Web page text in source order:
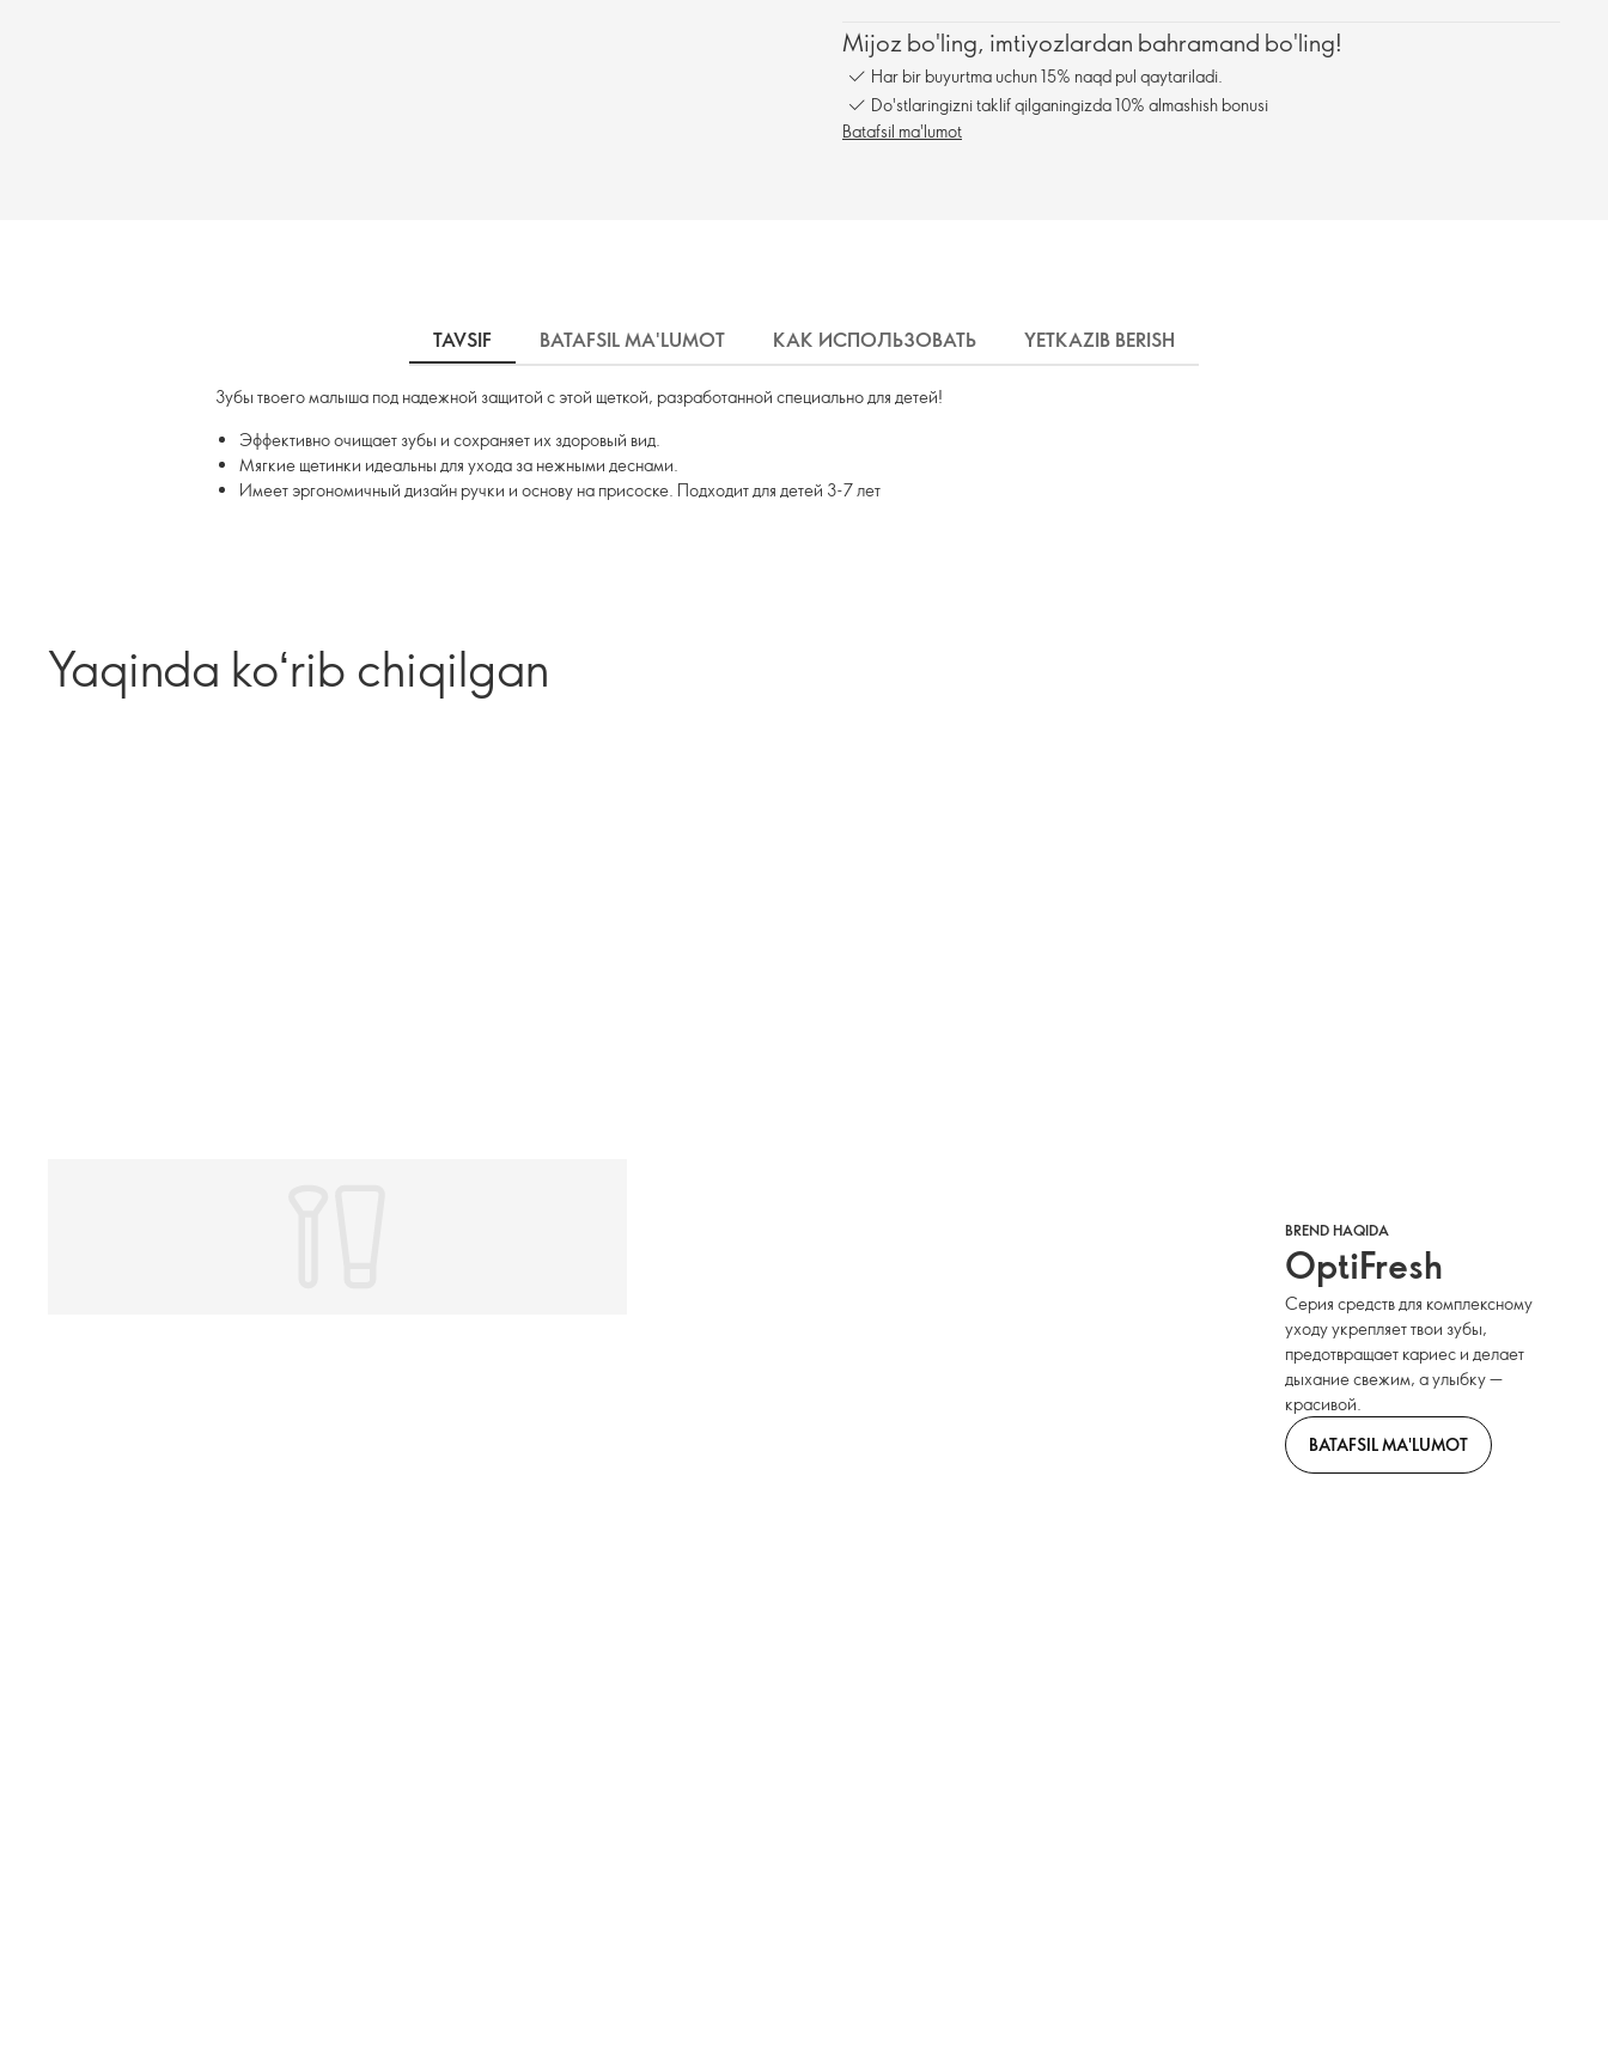
Mijoz bo'ling, imtiyozlardan bahramand bo'ling!
Har bir buyurtma uchun 15% naqd pul qaytariladi.
Do'stlaringizni taklif qilganingizda 10% almashish bonusi
Batafsil ma'lumot
TAVSIF BATAFSIL MA'LUMOT КАК ИСПОЛЬЗОВАТЬ YETKAZIB BERISH
Зубы твоего малыша под надежной защитой с этой щеткой, разработанной специально для детей!
Эффективно очищает зубы и сохраняет их здоровый вид.
Мягкие щетинки идеальны для ухода за нежными деснами.
Имеет эргономичный дизайн ручки и основу на присоске. Подходит для детей 3-7 лет
Yaqinda koʻrib chiqilgan
BREND HAQIDA
OptiFresh
Серия средств для комплексному
уходу укрепляет твои зубы,
предотвращает кариес и делает
дыхание свежим, а улыбку —
красивой.
BATAFSIL MA'LUMOT